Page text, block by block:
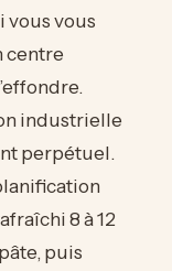
vous vous
centre
industrielle
perpétuel.
8 à 12
puis